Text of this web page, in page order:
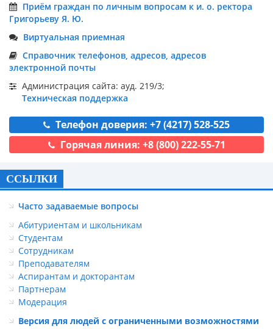
Приём граждан по личным вопросам к и. о. ректора
Григорьеву Я. Ю.
Виртуальная приемная
Справочник телефонов, адресов, адресов
электронной почты
Администрация сайта: ауд. 219/3;
Техническая поддержка
Телефон доверия: +7 (4217) 528-525
Горячая линия: +8 (800) 222-55-71
ССЫЛКИ
Часто задаваемые вопросы
Абитуриентам и школьникам
Студентам
Сотрудникам
Преподавателям
Аспирантам и докторантам
Партнерам
Модерация
Версия для людей с ограниченными возможностями